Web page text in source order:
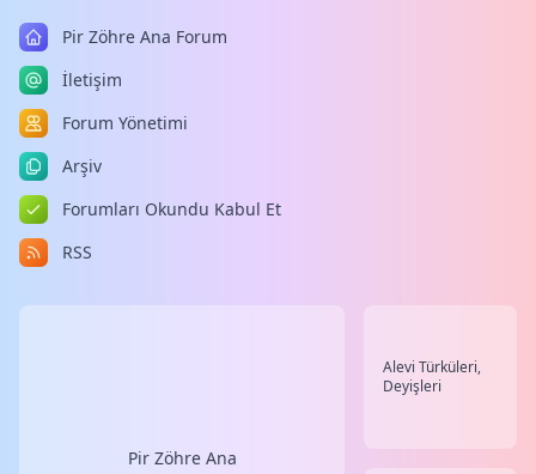
Pir Zöhre Ana Forum
İletişim
Forum Yönetimi
Arşiv
Forumları Okundu Kabul Et
RSS
Pir Zöhre Ana
Alevi Türküleri,
Deyişleri